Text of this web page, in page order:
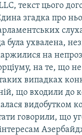
текст цього
згадка про
була ухвалена,
на
на те, що
випадках
що входили до
видобутком
говорили, що